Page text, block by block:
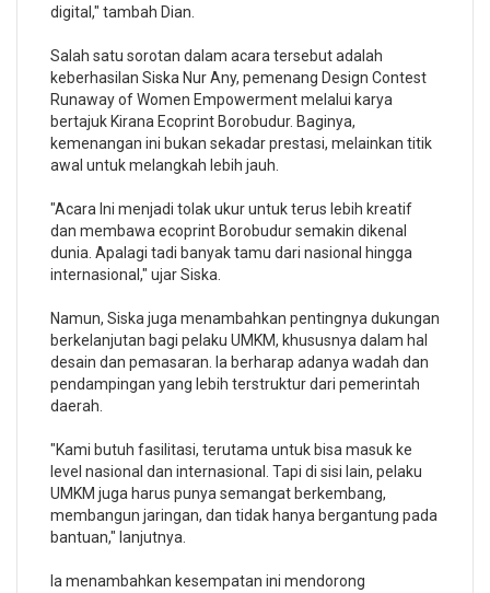
digital," tambah Dian.
Salah satu sorotan dalam acara tersebut adalah
keberhasilan Siska Nur Any, pemenang Design Contest
Runaway of Women Empowerment melalui karya
bertajuk Kirana Ecoprint Borobudur. Baginya,
kemenangan ini bukan sekadar prestasi, melainkan titik
awal untuk melangkah lebih jauh.
"Acara Ini menjadi tolak ukur untuk terus lebih kreatif
dan membawa ecoprint Borobudur semakin dikenal
dunia. Apalagi tadi banyak tamu dari nasional hingga
internasional," ujar Siska.
Namun, Siska juga menambahkan pentingnya dukungan
berkelanjutan bagi pelaku UMKM, khususnya dalam hal
desain dan pemasaran. Ia berharap adanya wadah dan
pendampingan yang lebih terstruktur dari pemerintah
daerah.
"Kami butuh fasilitasi, terutama untuk bisa masuk ke
level nasional dan internasional. Tapi di sisi lain, pelaku
UMKM juga harus punya semangat berkembang,
membangun jaringan, dan tidak hanya bergantung pada
bantuan," lanjutnya.
Ia menambahkan kesempatan ini mendorong